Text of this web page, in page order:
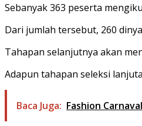
Sebanyak 363 peserta
Dari jumlah tersebut, 260
Tahapan selanjutnya akan
Adapun tahapan seleksi
Baca Juga: Fashion